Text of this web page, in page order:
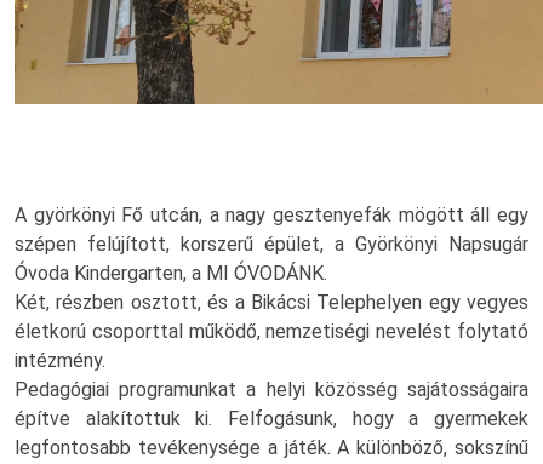
A györkönyi Fő utcán, a nagy gesztenyefák mögött áll egy
szépen felújított, korszerű épület, a Györkönyi Napsugár
Óvoda Kindergarten, a MI ÓVODÁNK.
Két, részben osztott, és a Bikácsi Telephelyen egy vegyes
életkorú csoporttal működő, nemzetiségi nevelést folytató
intézmény.
Pedagógiai programunkat a helyi közösség sajátosságaira
építve alakítottuk ki. Felfogásunk, hogy a gyermekek
legfontosabb tevékenysége a játék. A különböző, sokszínű